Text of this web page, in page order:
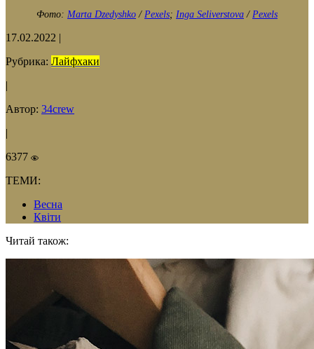
Фото: Marta Dzedyshko / Pexels; Inga Seliverstova / Pexels
17.02.2022 |
Рубрика: Лайфхаки
|
Автор: 34crew
|
6377
ТЕМИ:
Весна
Квiти
Читай також: